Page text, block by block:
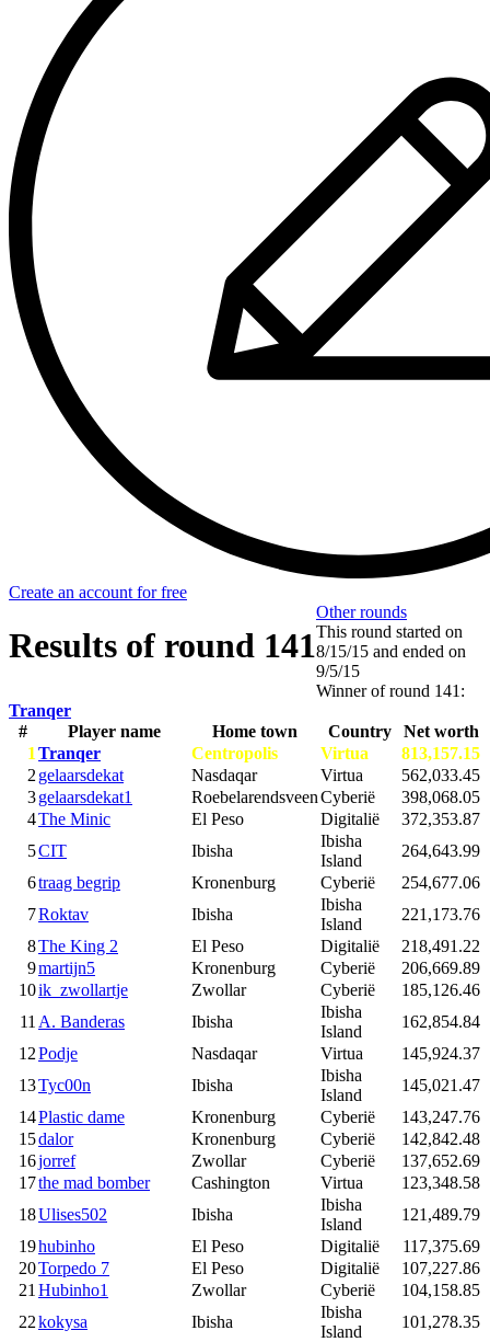
Create an account for free
Results of round 141
Other rounds
This round started on
8/15/15 and ended on
9/5/15
Winner of round 141:
Tranqer
#
Player name Home town Country
Net worth
1 Tranqer Centropolis Virtua
813,157.15
2 gelaarsdekat Nasdaqar Virtua
562,033.45
3gelaarsdekat1 RoebelarendsveenCyberië
398,068.05
4The Minic El Peso Digitalië
372,353.87
5CIT Ibisha
Ibisha
Island
264,643.99
6traag begrip Kronenburg Cyberië
254,677.06
7Roktav Ibisha
Ibisha
Island
221,173.76
8The King 2 El Peso Digitalië
218,491.22
9martijn5 Kronenburg Cyberië
206,669.89
10ik_zwollartje Zwollar Cyberië
185,126.46
11 A. Banderas Ibisha
Ibisha
Island
162,854.84
12Podje Nasdaqar Virtua
145,924.37
13Tyc00n Ibisha
Ibisha
Island
145,021.47
14Plastic dame Kronenburg Cyberië
143,247.76
15dalor Kronenburg Cyberië
142,842.48
16jorref Zwollar Cyberië
137,652.69
17the mad bomber Cashington Virtua
123,348.58
18Ulises502 Ibisha
Ibisha
Island
121,489.79
19hubinho El Peso Digitalië
117,375.69
20Torpedo 7 El Peso Digitalië
107,227.86
21 Hubinho1 Zwollar Cyberië
104,158.85
22kokysa Ibisha
Ibisha
Island
101,278.35